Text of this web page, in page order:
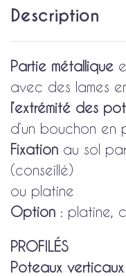
Description
Partie métallique
avec des lames
l’extrémité des
d’un bouchon en
Fixation au sol
(conseillé)
ou platine
Option : platine,
PROFILÉS
Poteaux verticaux